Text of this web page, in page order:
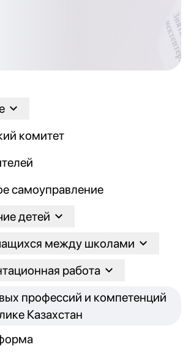
комитет
самоуправление
детей
между школами
работа
профессий и компетенций
Казахстан